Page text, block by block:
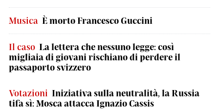
Musica È morto Francesco Guccini
Il caso La lettera che nessuno legge: così
migliaia di giovani rischiano di perdere il
passaporto svizzero
Votazioni Iniziativa sulla neutralità, la Russia
tifa sì: Mosca attacca Ignazio Cassis